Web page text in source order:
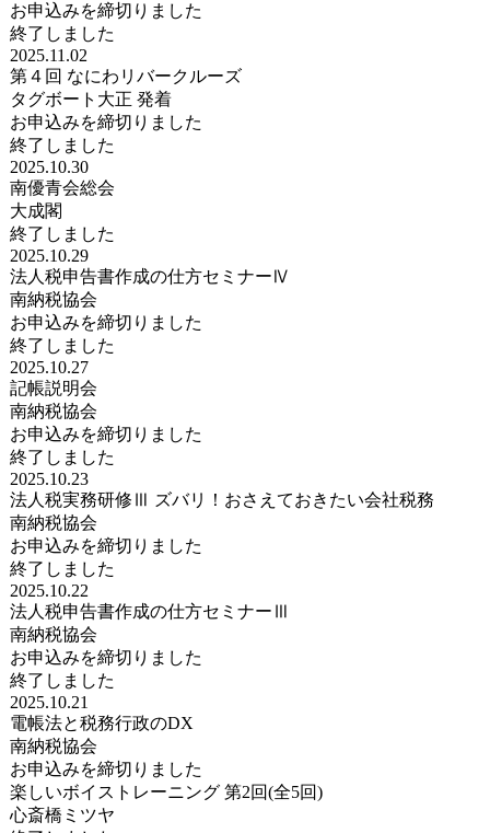
お申込みを締切りました
終了しました
2025.11.02
第４回 なにわリバークルーズ
タグボート大正 発着
お申込みを締切りました
終了しました
2025.10.30
南優青会総会
大成閣
終了しました
2025.10.29
法人税申告書作成の仕方セミナーⅣ
南納税協会
お申込みを締切りました
終了しました
2025.10.27
記帳説明会
南納税協会
お申込みを締切りました
終了しました
2025.10.23
法人税実務研修Ⅲ ズバリ！おさえておきたい会社税務
南納税協会
お申込みを締切りました
終了しました
2025.10.22
法人税申告書作成の仕方セミナーⅢ
南納税協会
お申込みを締切りました
終了しました
2025.10.21
電帳法と税務行政のDX
南納税協会
お申込みを締切りました
楽しいボイストレーニング 第2回(全5回)
心斎橋ミツヤ